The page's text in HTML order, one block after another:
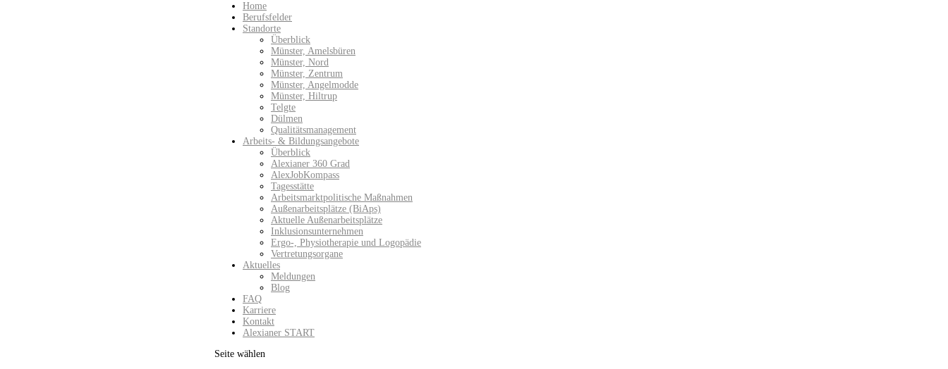
Home
Berufsfelder
Standorte
Überblick
Münster, Amelsbüren
Münster, Nord
Münster, Zentrum
Münster, Angelmodde
Münster, Hiltrup
Telgte
Dülmen
Qualitätsmanagement
Arbeits- & Bildungsangebote
Überblick
Alexianer 360 Grad
AlexJobKompass
Tagesstätte
Arbeitsmarktpolitische Maßnahmen
Außenarbeitsplätze (BiAps)​
Aktuelle Außenarbeitsplätze
Inklusionsunternehmen
Ergo-, Physiotherapie und Logopädie
Vertretungsorgane
Aktuelles
Meldungen
Blog
FAQ
Karriere
Kontakt
Alexianer START
Seite wählen